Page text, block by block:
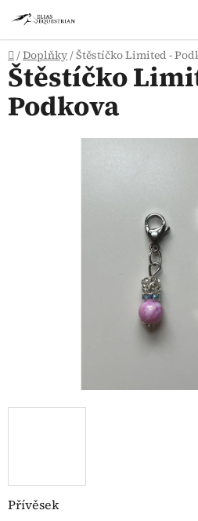
na
obsah
Domů
/Doplňky/Štěstíčko Limited -
Přívěsek
Štěstíčko
Podkova